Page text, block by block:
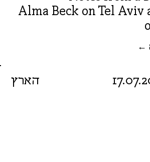
Alma Beck on Tel Aviv
הארץ